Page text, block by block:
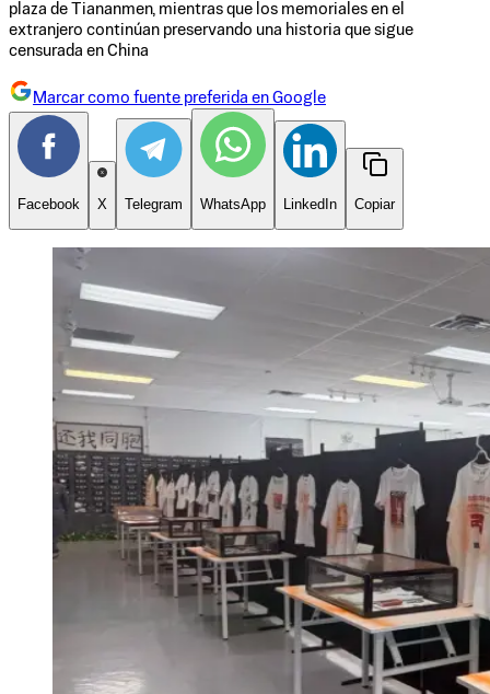
plaza de Tiananmen, mientras que los memoriales en el
extranjero continúan preservando una historia que sigue
censurada en China
Marcar como fuente preferida en Google
Facebook X Telegram WhatsApp LinkedIn Copiar